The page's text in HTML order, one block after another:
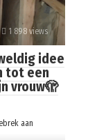
1 898 views
idee
tot een
vrouw🫣
aan